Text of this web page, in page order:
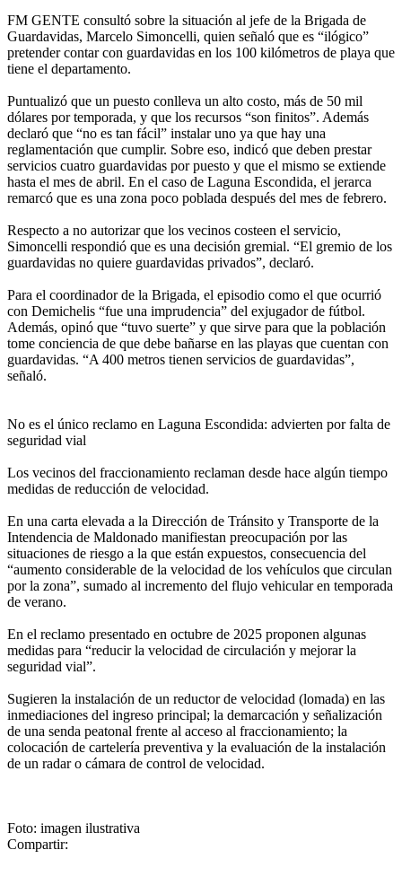
FM GENTE consultó sobre la situación al jefe de la Brigada de
Guardavidas, Marcelo Simoncelli, quien señaló que es “ilógico”
pretender contar con guardavidas en los 100 kilómetros de playa que
tiene el departamento.
Puntualizó que un puesto conlleva un alto costo, más de 50 mil
dólares por temporada, y que los recursos “son finitos”. Además
declaró que “no es tan fácil” instalar uno ya que hay una
reglamentación que cumplir. Sobre eso, indicó que deben prestar
servicios cuatro guardavidas por puesto y que el mismo se extiende
hasta el mes de abril. En el caso de Laguna Escondida, el jerarca
remarcó que es una zona poco poblada después del mes de febrero.
Respecto a no autorizar que los vecinos costeen el servicio,
Simoncelli respondió que es una decisión gremial. “El gremio de los
guardavidas no quiere guardavidas privados”, declaró.
Para el coordinador de la Brigada, el episodio como el que ocurrió
con Demichelis “fue una imprudencia” del exjugador de fútbol.
Además, opinó que “tuvo suerte” y que sirve para que la población
tome conciencia de que debe bañarse en las playas que cuentan con
guardavidas. “A 400 metros tienen servicios de guardavidas”,
señaló.
No es el único reclamo en Laguna Escondida: advierten por falta de
seguridad vial
Los vecinos del fraccionamiento reclaman desde hace algún tiempo
medidas de reducción de velocidad.
En una carta elevada a la Dirección de Tránsito y Transporte de la
Intendencia de Maldonado manifiestan preocupación por las
situaciones de riesgo a la que están expuestos, consecuencia del
“aumento considerable de la velocidad de los vehículos que circulan
por la zona”, sumado al incremento del flujo vehicular en temporada
de verano.
En el reclamo presentado en octubre de 2025 proponen algunas
medidas para “reducir la velocidad de circulación y mejorar la
seguridad vial”.
Sugieren la instalación de un reductor de velocidad (lomada) en las
inmediaciones del ingreso principal; la demarcación y señalización
de una senda peatonal frente al acceso al fraccionamiento; la
colocación de cartelería preventiva y la evaluación de la instalación
de un radar o cámara de control de velocidad.
Foto: imagen ilustrativa
Compartir: